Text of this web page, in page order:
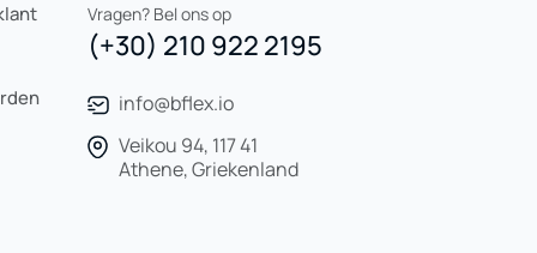
Vragen? Bel ons op
(+30) 210 922 2195
info@bflex.io
Veikou 94, 117 41
Athene, Griekenland